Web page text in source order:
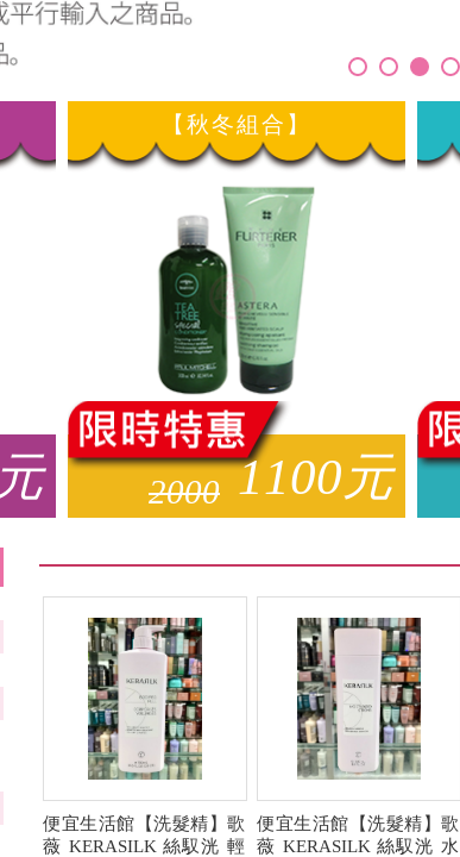
元
【秋冬組合】
2000 1100元
便宜生活館【洗髮精】歌
薇 KERASILK 絲馭洸 輕
便宜生活館【洗髮精】歌
薇 KERASILK 絲馭洸 水